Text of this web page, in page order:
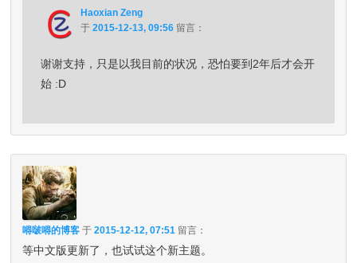
Haoxian Zeng
于2015-12-13, 09:56 留言：
谢谢支持，只是以我目前的状况，恐怕要到2年后才会开
始 :D
嘚啵嘚的博客 于2015-12-12, 07:51 留言：
等中文版更新了，也试试这个新主题。